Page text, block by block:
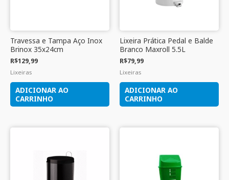
Travessa e Tampa Aço Inox
Brinox 35x24cm
R$129,99
Lixeiras
ADICIONAR AO
CARRINHO
Lixeira Prática Pedal e Balde
Branco Maxroll 5.5L
R$79,99
Lixeiras
ADICIONAR AO
CARRINHO